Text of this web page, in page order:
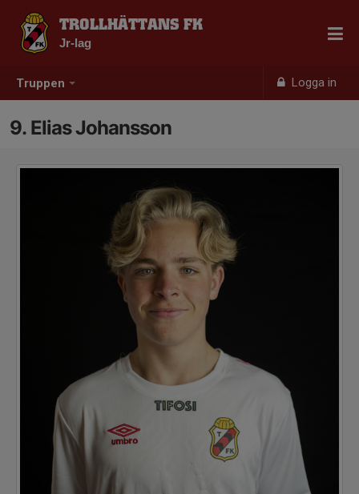
Truppen Logga in
TROLLHÄTTANS FK
Jr-lag
9. Elias Johansson